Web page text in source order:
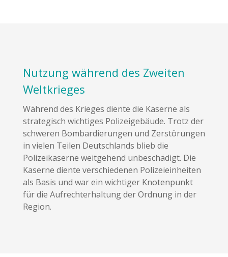
Nutzung während des Zweiten
Weltkrieges
Während des Krieges diente die Kaserne als
strategisch wichtiges Polizeigebäude. Trotz der
schweren Bombardierungen und Zerstörungen
in vielen Teilen Deutschlands blieb die
Polizeikaserne weitgehend unbeschädigt. Die
Kaserne diente verschiedenen Polizeieinheiten
als Basis und war ein wichtiger Knotenpunkt
für die Aufrechterhaltung der Ordnung in der
Region.